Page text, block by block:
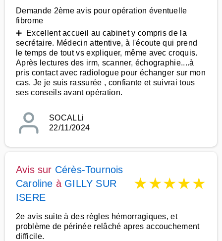
Demande 2ème avis pour opération éventuelle
fibrome
➕ Excellent accueil au cabinet y compris de la
secrétaire. Médecin attentive, à l'écoute qui prend
le temps de tout vs expliquer, même avec croquis.
Après lectures des irm, scanner, échographie....à
pris contact avec radiologue pour échanger sur mon
cas. Je je suis rassurée , confiante et suivrai tous
ses conseils avant opération.
SOCALLi
22/11/2024
Avis sur Cérès-Tournois
Caroline à GILLY SUR
ISERE
★★★★★
2e avis suite à des règles hémorragiques, et
problème de périnée relâché apres accouchement
difficile.